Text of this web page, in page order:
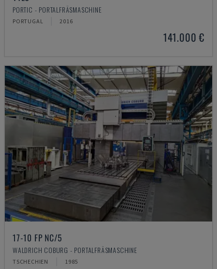
PORTIC - PORTALFRÄSMASCHINE
PORTUGAL 2016
141.000 €
17-10 FP NC/5
WALDRICH COBURG - PORTALFRÄSMASCHINE
TSCHECHIEN 1985